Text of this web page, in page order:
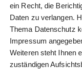
ein Recht, die
Daten zu verlangen.
Thema Datenschutz
Impressum
Weiteren steht Ihnen
zuständigen